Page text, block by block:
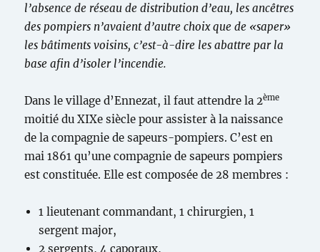
l’absence de réseau de distribution d’eau, les ancêtres
des pompiers n’avaient d’autre choix que de «saper»
les bâtiments voisins, c’est-à-dire les abattre par la
base afin d’isoler l’incendie.
Dans le village d’Ennezat, il faut attendre la 2ème
moitié du XIXe siècle pour assister à la naissance
de la compagnie de sapeurs-pompiers. C’est en
mai 1861 qu’une compagnie de sapeurs pompiers
est constituée. Elle est composée de 28 membres :
1 lieutenant commandant, 1 chirurgien, 1
sergent major,
2 sergents, 4 caporaux,